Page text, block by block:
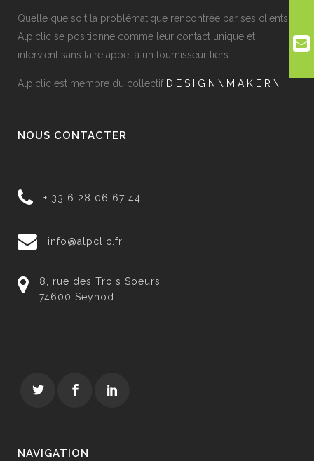
Quelle que soit la problématique rencontrée par ses clients,
Alp'clic se positionne comme leur contact unique et
intervient sans faire appel à un fournisseur tiers.
Alp'clic est membre du collectif D E S I G N \ M A K E R \
NOUS CONTACTER
+ 33 6 28 06 67 44
info@alpclic.fr
8, rue des Trois Soeurs
74600 Seynod
NAVIGATION